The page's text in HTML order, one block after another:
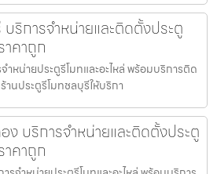
ริการจำหน่ายและติดตั้งประตู
าคาถูก
ำหน่ายประตูรีโมทและอะไหล่ พร้อมบริการติด
นประตูรีโมทชลบุรีให้บริกา
ง บริการจำหน่ายและติดตั้งประตู
าคาถูก